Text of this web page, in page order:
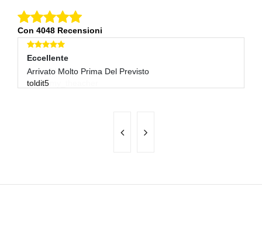
Con 4048 Recensioni
Eccellente
Arrivato Molto Prima Del Previsto
toldit5